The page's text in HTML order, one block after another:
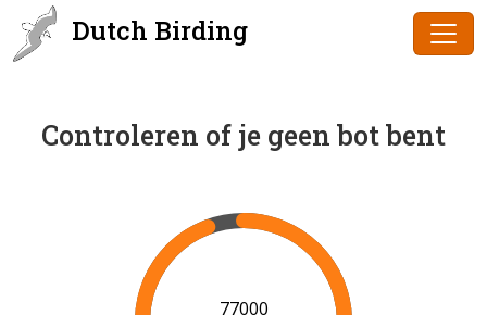
Dutch Birding
Controleren of je geen bot bent
79000